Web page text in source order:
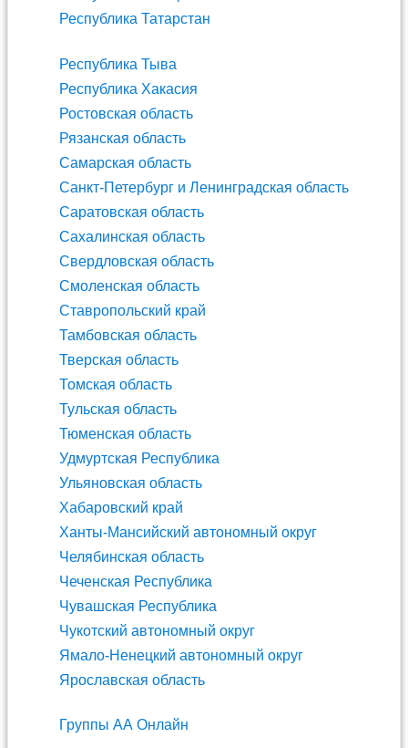
Республика Татарстан
Республика Тыва
Республика Хакасия
Ростовская область
Рязанская область
Самарская область
Санкт-Петербург и Ленинградская область
Саратовская область
Сахалинская область
Свердловская область
Смоленская область
Ставропольский край
Тамбовская область
Тверская область
Томская область
Тульская область
Тюменская область
Удмуртская Республика
Ульяновская область
Хабаровский край
Ханты-Мансийский автономный округ
Челябинская область
Чеченская Республика
Чувашская Республика
Чукотский автономный округ
Ямало-Ненецкий автономный округ
Ярославская область
Группы АА Онлайн